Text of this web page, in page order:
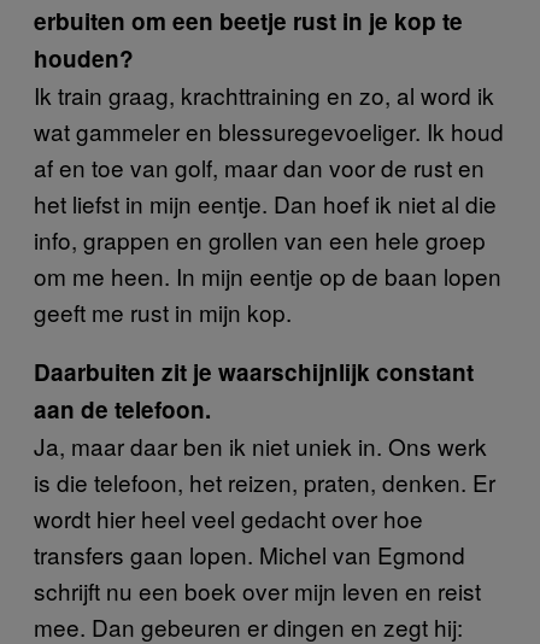
erbuiten om een beetje rust in je kop te
houden?
Ik train graag, krachttraining en zo, al word ik
wat gammeler en blessuregevoeliger. Ik houd
af en toe van golf, maar dan voor de rust en
het liefst in mijn eentje. Dan hoef ik niet al die
info, grappen en grollen van een hele groep
om me heen. In mijn eentje op de baan lopen
geeft me rust in mijn kop.
Daarbuiten zit je waarschijnlijk constant
aan de telefoon.
Ja, maar daar ben ik niet uniek in. Ons werk
is die telefoon, het reizen, praten, denken. Er
wordt hier heel veel gedacht over hoe
transfers gaan lopen. Michel van Egmond
schrijft nu een boek over mijn leven en reist
mee. Dan gebeuren er dingen en zegt hij: